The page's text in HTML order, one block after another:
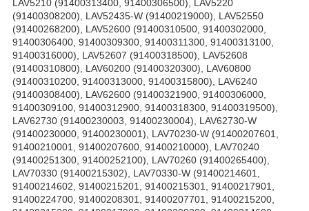
LAV5210 (91400313400, 91400306500), LAV5220
(91400308200), LAV52435-W (91400219000), LAV52550
(91400268200), LAV52600 (91400310500, 91400302000,
91400306400, 91400309300, 91400311300, 91400313100,
91400316000), LAV52607 (91400318500), LAV52608
(91400310800), LAV60200 (91400320300), LAV60800
(91400310200, 91400313000, 91400315800), LAV6240
(91400308400), LAV62600 (91400321900, 91400306000,
91400309100, 91400312900, 91400318300, 91400319500),
LAV62730 (91400230003, 91400230004), LAV62730-W
(91400230000, 91400230001), LAV70230-W (91400207601,
91400210001, 91400207600, 91400210000), LAV70240
(91400251300, 91400252100), LAV70260 (91400265400),
LAV70330 (91400215302), LAV70330-W (91400214601,
91400214602, 91400215201, 91400215301, 91400217901,
91400224700, 91400208301, 91400207701, 91400215200,